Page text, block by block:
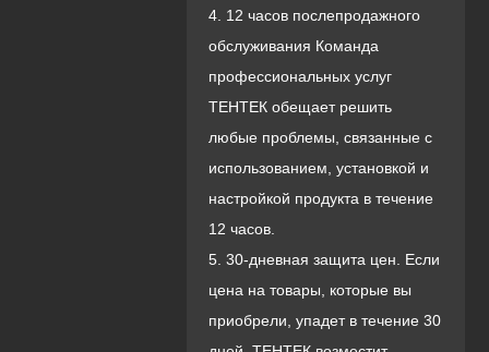
4. 12 часов послепродажного
обслуживания Команда
профессиональных услуг
ТЕНТЕК обещает решить
любые проблемы, связанные с
использованием, установкой и
настройкой продукта в течение
12 часов.
5. 30-дневная защита цен. Если
цена на товары, которые вы
приобрели, упадет в течение 30